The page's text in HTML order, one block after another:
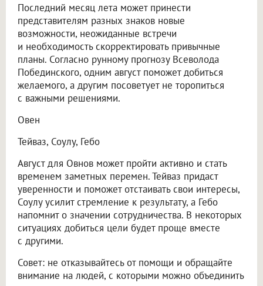
Последний месяц лета может принести
представителям разных знаков новые
возможности, неожиданные встречи
и необходимость скорректировать привычные
планы. Согласно рунному прогнозу Всеволода
Побединского, одним август поможет добиться
желаемого, а другим посоветует не торопиться
с важными решениями.
Овен
Тейваз, Соулу, Гебо
Август для Овнов может пройти активно и стать
временем заметных перемен. Тейваз придаст
уверенности и поможет отстаивать свои интересы,
Соулу усилит стремление к результату, а Гебо
напомнит о значении сотрудничества. В некоторых
ситуациях добиться цели будет проще вместе
с другими.
Совет: не отказывайтесь от помощи и обращайте
внимание на людей, с которыми можно объединить